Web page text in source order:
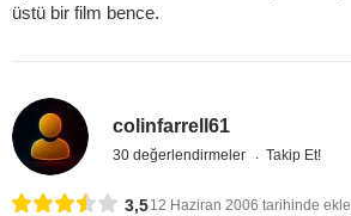
üstü bir film bence.
colinfarrell61
30 değerlendirmeler Takip Et!
3,512 Haziran 2006 tarihinde